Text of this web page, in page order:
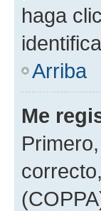
haga
Arriba
Me